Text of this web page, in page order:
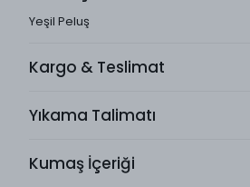
Yeşil Peluş
Kargo & Teslimat
Yıkama Talimatı
Kumaş İçeriği